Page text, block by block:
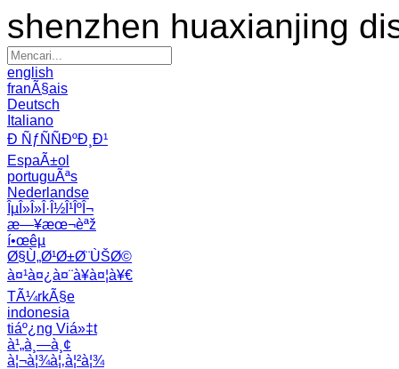
shenzhen huaxianjing
english
franÃ§ais
Deutsch
Italiano
Ð ÑƒÑÑÐºÐ¸Ð¹
EspaÃ±ol
portuguÃªs
Nederlandse
ÎµÎ»Î»Î·Î½Î¹ÎºÎ¬
æ—¥æœ¬èªž
í•œêµ­
Ø§Ù„Ø¹Ø±Ø¨ÙŠØ©
à¤¹à¤¿à¤¨à¥à¤¦à¥€
TÃ¼rkÃ§e
indonesia
tiáº¿ng Viá»‡t
à¹„à¸—à¸¢
à¦¬à¦¾à¦‚à¦²à¦¾